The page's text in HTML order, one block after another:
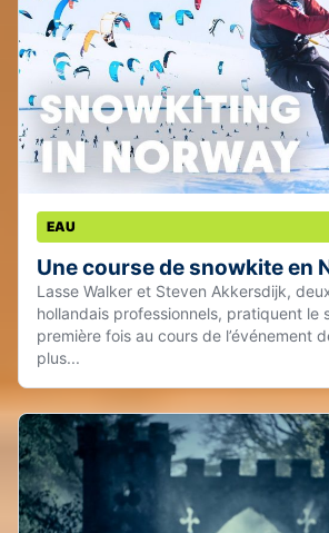
EAU
Une course de snowkite en
Lasse Walker et Steven Akkersdijk,
hollandais professionnels, pratiquent le
première fois au cours de l’événement
plus...